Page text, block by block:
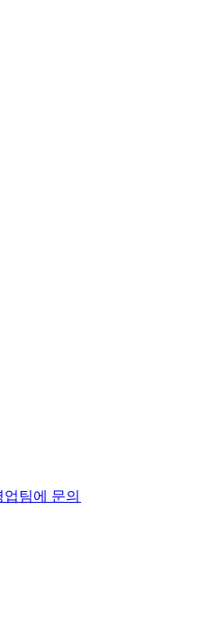
업팀에 문의​​